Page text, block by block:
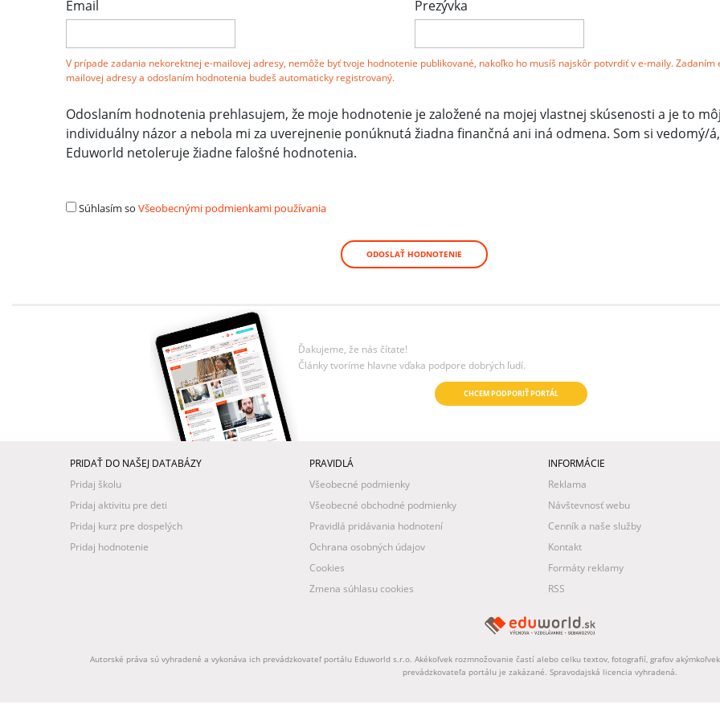
Email Prezývka
V prípade zadania nekorektnej e-mailovej adresy, nemôže byť tvoje hodnotenie publikované, nakoľko ho musíš najskôr potvrdiť v e-maily. Zadaním
mailovej adresy a odoslaním hodnotenia budeš automaticky registrovaný.
Odoslaním hodnotenia prehlasujem, že moje hodnotenie je založené na mojej vlastnej skúsenosti a je to môj
individuálny názor a nebola mi za uverejnenie ponúknutá žiadna finančná ani iná odmena. Som si vedomý/
Eduworld netoleruje žiadne falošné hodnotenia.
Súhlasím so Všeobecnými podmienkami používania
ODOSLAŤ HODNOTENIE
Ďakujeme, že nás čítate!
Články tvoríme hlavne vďaka podpore dobrých ľudí.
CHCEM PODPORIŤ PORTÁL
PRIDAŤ DO NAŠEJ DATABÁZY
Pridaj školu
Pridaj aktivitu pre deti
Pridaj kurz pre dospelých
Pridaj hodnotenie
PRAVIDLÁ
Všeobecné podmienky
Všeobecné obchodné podmienky
Pravidlá pridávania hodnotení
Ochrana osobných údajov
Cookies
Zmena súhlasu cookies
INFORMÁCIE
Reklama
Návštevnosť webu
Cenník a naše služby
Kontakt
Formáty reklamy
RSS
Autorské práva sú vyhradené a vykonáva ich prevádzkovateľ portálu Eduworld s.r.o. Akékoľvek rozmnožovanie častí alebo celku textov, fotografií, grafov
prevádzkovateľa portálu je zakázané. Spravodajská licencia vyhradená.